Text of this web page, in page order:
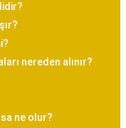
nereden alınır?
ne olur?